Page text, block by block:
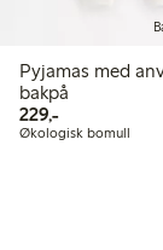
Pyjamas med
bakpå
229,-229,00 kr
Økologisk bomull